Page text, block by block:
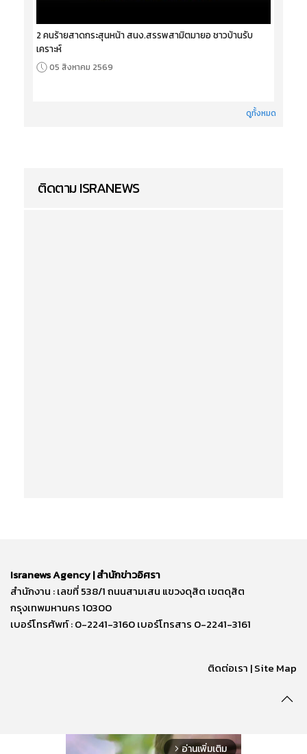
2 คนร้ายสาดกระสุนหน้า สนง.สรรพสามิตมายอ ชาวบ้านรับ
เคราะห์
05 สิงหาคม 2569
ดูทั้งหมด
ติดตาม ISRANEWS
Isranews Agency | สำนักข่าวอิศรา
สำนักงาน : เลขที่ 538/1 ถนนสามเสน แขวงดุสิต เขตดุสิต
กรุงเทพมหานคร 10300
เบอร์โทรศัพท์ : 0-2241-3160 เบอร์โทรสาร 0-2241-3161
ติดต่อเรา | Site Map
arrow_forward_ios อ่านเพิ่มเติม